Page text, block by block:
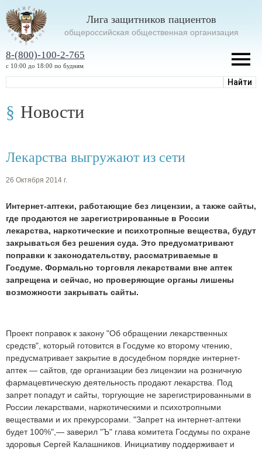
Лига защитников пациентов
oбщероссийская общественная организация
8-(800)-100-2-765
с 10:00 до 18:00 по будням
Новости
Лекарства выгружают из сети
26 Октября 2014 г.
Интернет-аптеки, работающие без лицензии, а также сайты,
где продаются не зарегистрированные в России
лекарства, наркотические и психотропные вещества, будут
закрываться без решения суда. Это предусматривают
поправки к законодательству, рассматриваемые в
Госдуме. Формально торговля лекарствами вне аптек
запрещена и сейчас, но проверяющие органы лишены
возможности закрывать сайты.
Проект поправок к закону "Об обращении лекарственных
средств", который готовится в Госдуме ко второму чтению,
предусматривает закрытие в досудебном порядке интернет-
аптек — сайтов, где организации без лицензии на розничную
фармацевтическую деятельность продают лекарства. Под
запрет попадут и сайты, торгующие не зарегистрированными в
России лекарствами, наркотическими и психотропными
веществами и их прекурсорами. "Запрет на интернет-аптеки
будет 100%",— заверил "Ъ" глава комитета Госдумы по охране
здоровья Сергей Калашников. Инициативу поддерживает и